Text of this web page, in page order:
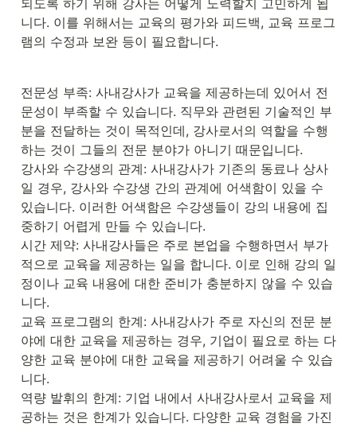
되도록 하기 위해 강사는 어떻게 노력할지 고민하게 됩
니다. 이를 위해서는 교육의 평가와 피드백, 교육 프로그
램의 수정과 보완 등이 필요합니다.
전문성 부족: 사내강사가 교육을 제공하는데 있어서 전
문성이 부족할 수 있습니다. 직무와 관련된 기술적인 부
분을 전달하는 것이 목적인데, 강사로서의 역할을 수행
하는 것이 그들의 전문 분야가 아니기 때문입니다.
강사와 수강생의 관계: 사내강사가 기존의 동료나 상사
일 경우, 강사와 수강생 간의 관계에 어색함이 있을 수
있습니다. 이러한 어색함은 수강생들이 강의 내용에 집
중하기 어렵게 만들 수 있습니다.
시간 제약: 사내강사들은 주로 본업을 수행하면서 부가
적으로 교육을 제공하는 일을 합니다. 이로 인해 강의 일
정이나 교육 내용에 대한 준비가 충분하지 않을 수 있습
니다.
교육 프로그램의 한계: 사내강사가 주로 자신의 전문 분
야에 대한 교육을 제공하는 경우, 기업이 필요로 하는 다
양한 교육 분야에 대한 교육을 제공하기 어려울 수 있습
니다.
역량 발휘의 한계: 기업 내에서 사내강사로서 교육을 제
공하는 것은 한계가 있습니다. 다양한 교육 경험을 가진